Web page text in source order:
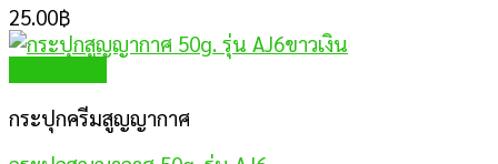
25.00฿
กระปุกครีมสูญญากาศ